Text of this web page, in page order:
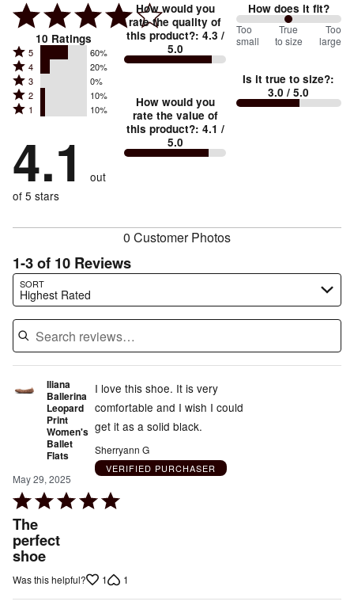
10 Ratings
Rated
5
stars
by
reviewers
5 60%
Rated
4
stars
by
of
reviewers
4 20%
Rated
3
stars
0%
of
reviewers
3 0%
Rated
2
by
10%
reviewers
2 10%
Rated
stars
by
10%
of
1 10%
4.1
out
of 5 stars
How would you
rate the quality of
this product?: 4.3 /
5.0
How would you
rate the value of
this product?: 4.1 /
5.0
How does it fit?
100
between
small
and
Too
small
True
to size
Too
large
Is it true to size?:
3.0 / 5.0
0 Customer Photos
1-3 of 10 Reviews
SORT
Highest Rated
Search reviews…
Iliana
Ballerina
Leopard
Print
Women's
Ballet
Flats
May 29, 2025
Rated
5
out
of
5
The
perfect
shoe
I love this shoe. It is very
comfortable and I wish I could
get it as a solid black.
Sherryann G
VERIFIED PURCHASER
Was this helpful? 1 1